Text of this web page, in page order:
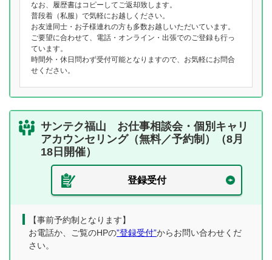
なお、履歴書はコピーしてご返却致します。
普段着（私服）で気軽にお越しください。
お友達同士・お子様連れの方も多数お越しいただいています。
ご要望に合わせて、電話・オンライン・出張でのご登録も行っ
ています。
時間外・休日問わず受付可能となりますので、お気軽にお問合
せください。
サンテク福山 お仕事相談会・個別キャリ
アカウンセリング（無料／予約制）（8月
18日開催）
登録受付
【事前予約制となります】
お電話か、ご覧のHPの”登録受付”からお問い合わせくだ
さい。